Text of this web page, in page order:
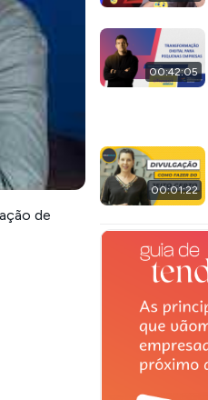
de
00:42:05
00:01:22